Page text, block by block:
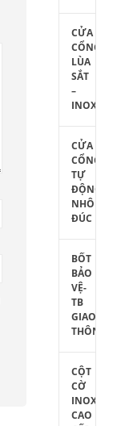
CỬA
CỔNG
LÙA
SẮT
–
INOX
CỬA
CỔNG
TỰ
ĐỘNG
NHÔM
ĐÚC
BỐT
BẢO
VỆ-
TB
GIAO
THÔNG
CỘT
CỜ
INOX
CAO